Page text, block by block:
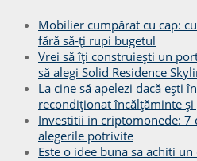
Mobilier cumpărat cu cap:
fără să-ți rupi bugetul
Vrei să îți construiești un
să alegi Solid Residence
La cine să apelezi dacă ești
recondiționat încălțăminte și
Investitii in criptomonede: 7
alegerile potrivite
Este o idee buna sa achiti